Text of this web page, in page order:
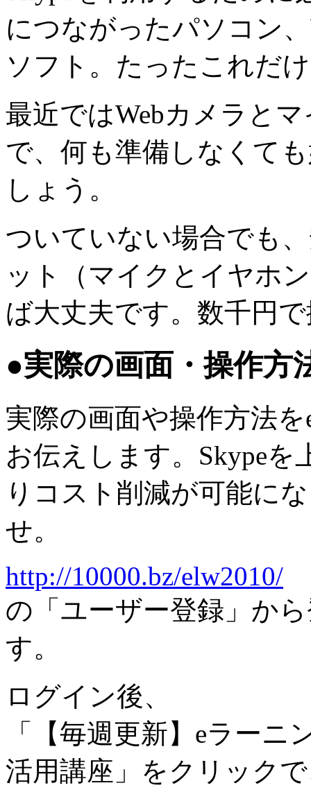
につながったパソコン
ソフト。たったこれだ
最近ではWebカメラと
で、何も準備しなくて
しょう。
ついていない場合でも
ット（マイクとイヤホ
ば大丈夫です。数千円
●実際の画面・操作方
実際の画面や操作方法
お伝えします。Skype
りコスト削減が可能に
せ。
http://10000.bz/elw2010/
の「ユーザー登録」か
す。
ログイン後、
「【毎週更新】eラー
活用講座」をクリック